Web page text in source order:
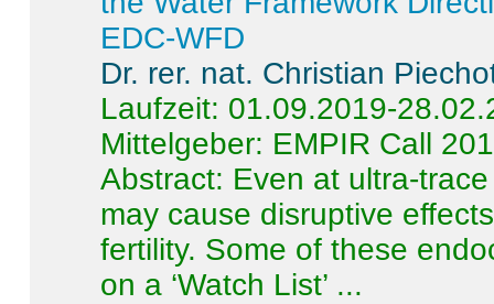
EDC-WFD
Dr. rer. nat. Christian
Laufzeit: 01.09.2019-
Mittelgeber: EMPIR Call
Abstract: Even at ultra-
may cause disruptive
fertility. Some of these
on a ‘Watch List’ ...